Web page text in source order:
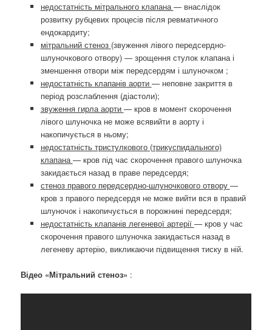
недостатність мітрального клапана— внаслідок
розвитку рубцевих процесів після ревматичного
ендокардиту;
мітральний стеноз (звуження лівого передсердно-
шлуночкового отвору) — зрощення стулок клапана і
зменшення отвори між передсердям і шлуночком ;
недостатність клапанів аорти — неповне закриття в
період розслаблення (діастоли);
звуження гирла аорти — кров в момент скорочення
лівого шлуночка не може всявийти в аорту і
накопичується в ньому;
недостатність тристулкового (трикуспидального)
клапана— кров під час скорочення правого шлуночка
закидається назад в праве передсердя;
стеноз правого передсердно-шлуночкового отвору —
кров з правого передсердя не може вийти вся в правий
шлуночок і накопичується в порожнині передсердя;
недостатність клапанів легеневої артерії — кров у час
скорочення правого шлуночка закидається назад в
легеневу артерію, викликаючи підвищення тиску в ній.
Відео «Мітральний стеноз» :